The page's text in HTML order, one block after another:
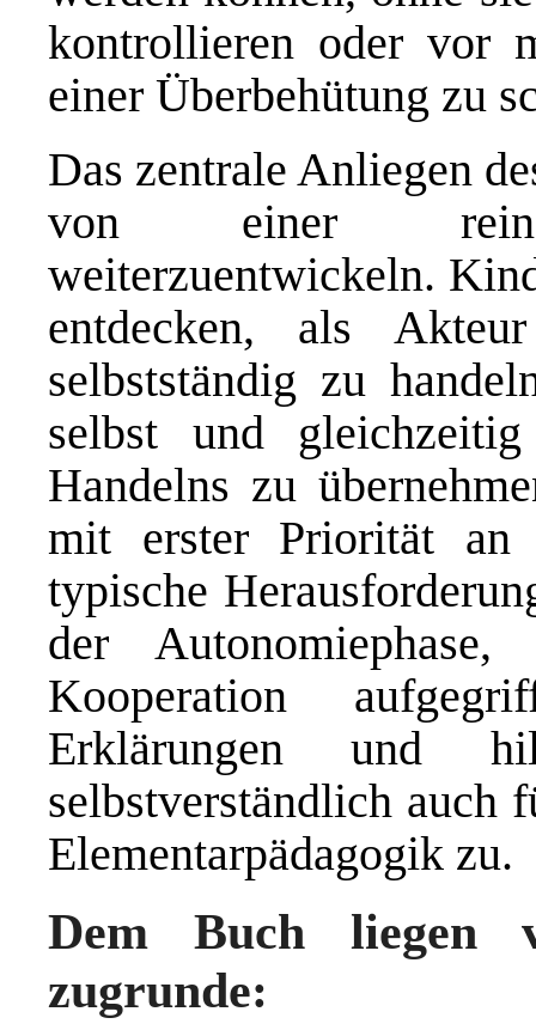
kontrollieren oder vor
einer Überbehütung zu
Das zentrale Anliegen
von einer reinen
weiterzuentwickeln.
entdecken, als
selbstständig zu
selbst und
Handelns zu
mit erster Priorität
typische
der
Kooperation
Erklärungen und
selbstverständlich auch
Elementarpädagogik zu.
Dem Buch liegen
zugrunde: